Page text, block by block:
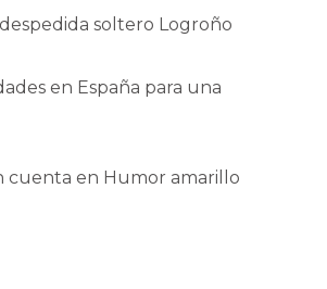
soltero Logroño
en España para una
cuenta en Humor amarillo